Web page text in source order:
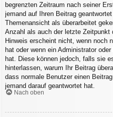
begrenzten Zeitraum nach seiner
jemand auf Ihren Beitrag
Themenansicht als überarbeitet
Anzahl als auch der letzte Zeitpunkt
Hinweis erscheint nicht, wenn noch
hat oder wenn ein Administrator
hat. Diese können jedoch, falls sie
hinterlassen, warum Ihr Beitrag
dass normale Benutzer einen
jemand darauf geantwortet hat.
Nach oben